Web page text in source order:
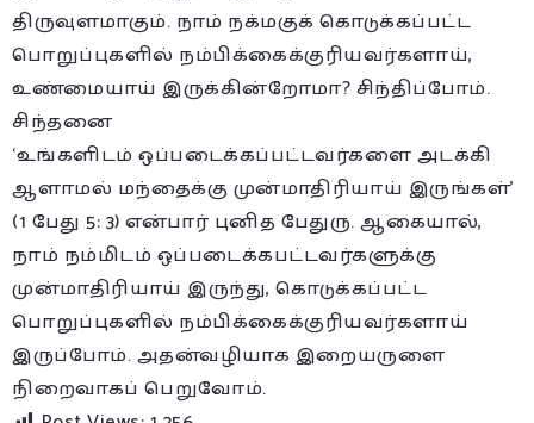
திருவுளமாகும். நாம் நக்மகுக் கொடுக்கப்பட்ட
பொறுப்புகளில் நம்பிக்கைக்குரியவர்களாய்,
உண்மையாய் இருக்கின்றோமா? சிந்திப்போம்.
சிந்தனை
‘உங்களிடம் ஒப்படைக்கப்பட்டவர்களை அடக்கி
ஆளாமல் மந்தைக்கு முன்மாதிரியாய் இருங்கள்’
(1 பேது 5: 3) என்பார் புனித பேதுரு. ஆகையால்,
நாம் நம்மிடம் ஒப்படைக்கபட்டவர்களுக்கு
முன்மாதிரியாய் இருந்து, கொடுக்கப்பட்ட
பொறுப்புகளில் நம்பிக்கைக்குரியவர்களாய்
இருப்போம். அதன்வழியாக இறையருளை
நிறைவாகப் பெறுவோம்.